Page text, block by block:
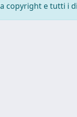
copyright e tutti i